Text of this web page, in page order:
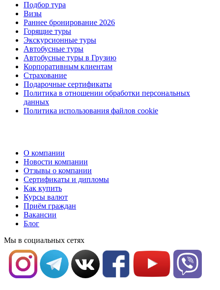
Подбор тура
Визы
Раннее бронирование 2026
Горящие туры
Экскурсионные туры
Автобусные туры
Автобусные туры в Грузию
Корпоративным клиентам
Страхование
Подарочные сертификаты
Политика в отношении обработки персональных
данных
Политика использования файлов cookie
О компании
Новости компании
Отзывы о компании
Сертификаты и дипломы
Как купить
Курсы валют
Приём граждан
Вакансии
Блог
Мы в социальных сетях